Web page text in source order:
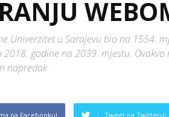
Univerzitet u Sarajevu bio na 1554.
2018. godine na 2039. mjestu.
napredak
na Facebooku! Tweet na Twitteru!